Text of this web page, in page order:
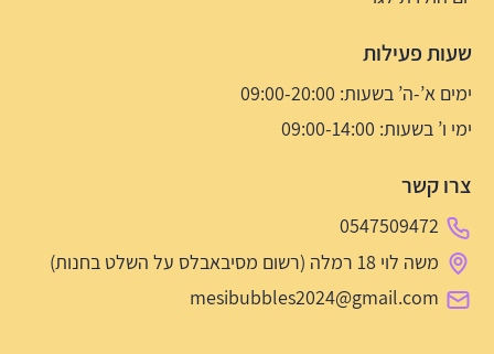
שעות פעילות
ימים א’-ה’ בשעות: 09:00-20:00
ימי ו’ בשעות: 09:00-14:00
צרו קשר
0547509472
משה לוי 18 רמלה (רשום מסיבאבלס על השלט בחנות)
mesibubbles2024@gmail.com